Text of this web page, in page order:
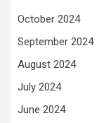
October 2024
September 2024
August 2024
July 2024
June 2024